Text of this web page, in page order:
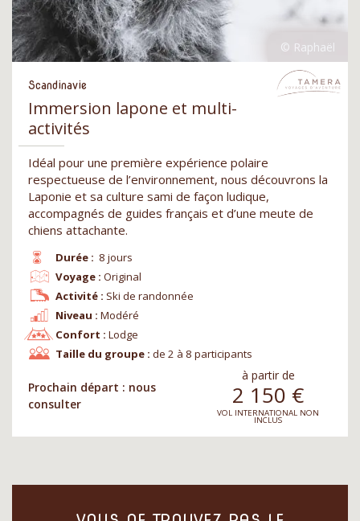
Scandinavie
Immersion lapone et multi-
activités
Idéal pour une première expérience polaire
respectueuse de l’environnement, nous découvrons la
Laponie et sa culture sami de façon ludique,
accompagnés de guides français et d’une meute de
chiens attachante.
Durée : 8 jours
Niveau : Modéré
Voyage : Original
Confort : Lodge
Activité : Ski de randonnée
Taille du groupe : de 2 à 8 participants
Prochain départ : nous
consulter
à partir de
2 150 €
VOL INTERNATIONAL NON
INCLUS